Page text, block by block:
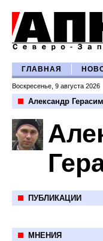
ГЛАВНАЯ
Воскресенье, 9 августа 2026
Александр
ПУБЛИКАЦИИ
МНЕНИЯ